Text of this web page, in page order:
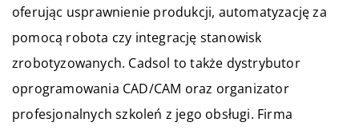
oferując usprawnienie produkcji, automatyzację za
pomocą robota czy integrację stanowisk
zrobotyzowanych. Cadsol to także dystrybutor
oprogramowania CAD/CAM oraz organizator
profesjonalnych szkoleń z jego obsługi. Firma